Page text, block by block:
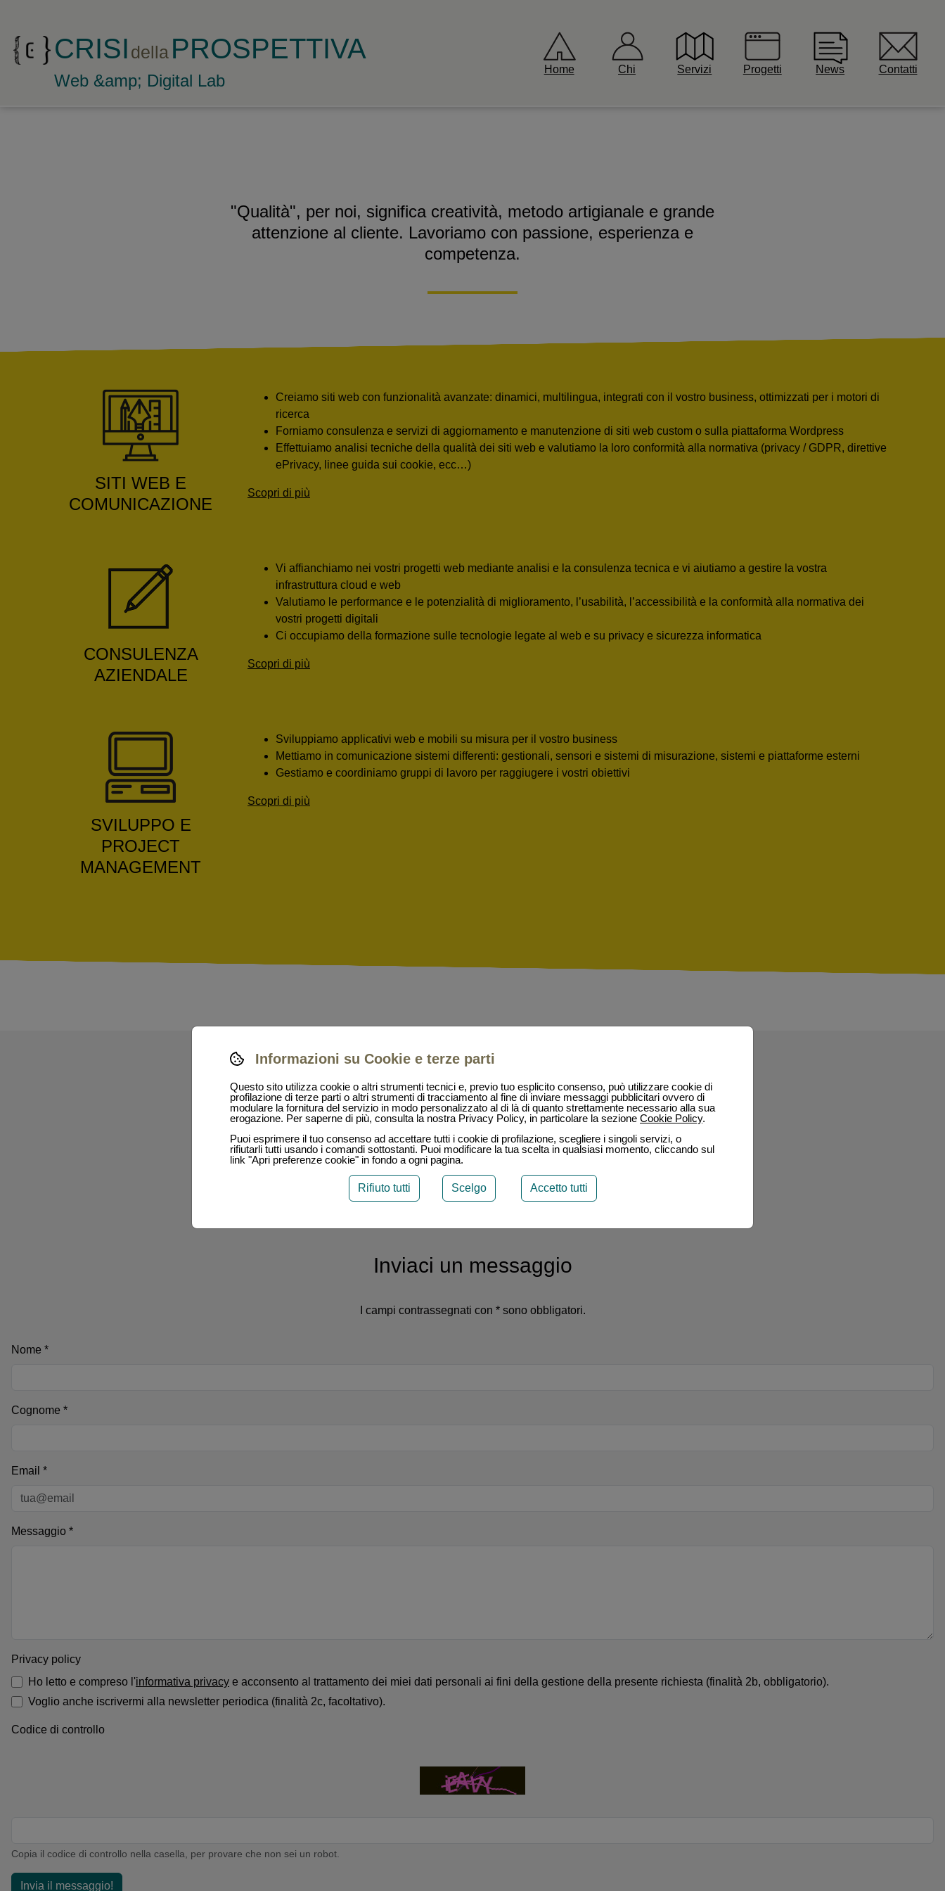
CRISI della PROSPETTIVA
Web &amp; Digital Lab
Home Chi Servizi Progetti News Contatti
"Qualità", per noi, significa creatività, metodo artigianale e grande
attenzione al cliente. Lavoriamo con passione, esperienza e
competenza.
SITI WEB E
COMUNICAZIONE
Creiamo siti web con funzionalità avanzate: dinamici, multilingua, integrati con il vostro business, ottimizzati per i motori di
ricerca
Forniamo consulenza e servizi di aggiornamento e manutenzione di siti web custom o sulla piattaforma Wordpress
Effettuiamo analisi tecniche della qualità dei siti web e valutiamo la loro conformità alla normativa (privacy / GDPR, direttive
ePrivacy, linee guida sui cookie, ecc…)
Scopri di più
CONSULENZA
AZIENDALE
Vi affianchiamo nei vostri progetti web mediante analisi e la consulenza tecnica e vi aiutiamo a gestire la vostra
infrastruttura cloud e web
Valutiamo le performance e le potenzialità di miglioramento, l’usabilità, l’accessibilità e la conformità alla normativa dei
vostri progetti digitali
Ci occupiamo della formazione sulle tecnologie legate al web e su privacy e sicurezza informatica
Scopri di più
SVILUPPO E
PROJECT
MANAGEMENT
Sviluppiamo applicativi web e mobili su misura per il vostro business
Mettiamo in comunicazione sistemi differenti: gestionali, sensori e sistemi di misurazione, sistemi e piattaforme esterni
Gestiamo e coordiniamo gruppi di lavoro per raggiugere i vostri obiettivi
Scopri di più
Piacere di conoscerti!
Hai in mente un progetto web? Un sito per la tua azienda? Hai
bisogno di immagine coordinata o di illustrazione? Lasciaci un
messaggio! Ti ricontatteremo al più presto per valutare insieme la
proposta migliore!
La nostra sede è a Rovereto (Trento) ma siamo specializzati nel
Inviaci un messaggio
I campi contrassegnati con * sono obbligatori.
Nome *
Cognome *
Email *
Messaggio *
Privacy policy
Ho letto e compreso l'informativa privacy e acconsento al trattamento dei miei dati personali ai fini della gestione della presente richiesta (finalità 2b, obbligatorio).
Voglio anche iscrivermi alla newsletter periodica (finalità 2c, facoltativo).
Codice di controllo
Copia il codice di controllo nella casella, per provare che non sei un robot.
Invia il messaggio!
Informazioni su Cookie e terze parti
Questo sito utilizza cookie o altri strumenti tecnici e, previo tuo esplicito consenso, può utilizzare cookie di
profilazione di terze parti o altri strumenti di tracciamento al fine di inviare messaggi pubblicitari ovvero di
modulare la fornitura del servizio in modo personalizzato al di là di quanto strettamente necessario alla sua
erogazione. Per saperne di più, consulta la nostra Privacy Policy, in particolare la sezione Cookie Policy.
Puoi esprimere il tuo consenso ad accettare tutti i cookie di profilazione, scegliere i singoli servizi, o
rifiutarli tutti usando i comandi sottostanti. Puoi modificare la tua scelta in qualsiasi momento, cliccando sul
link "Apri preferenze cookie" in fondo a ogni pagina.
Rifiuto tutti Scelgo Accetto tutti